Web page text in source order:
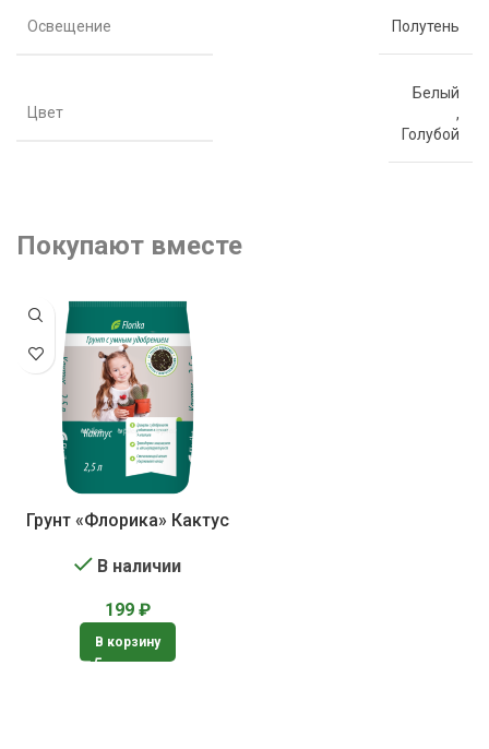
Освещение Полутень
Цвет
Белый
,
Голубой
Покупают вместе
Грунт «Флорика» Кактус
В наличии
199 ₽
В корзину